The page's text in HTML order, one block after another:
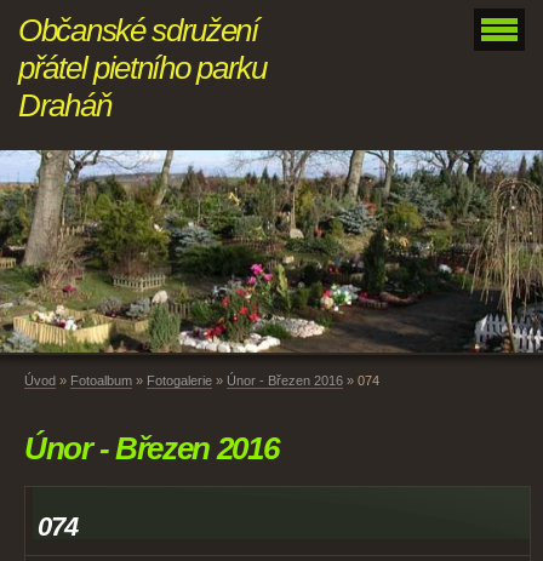
Občanské sdružení
přátel pietního parku
Draháň
Úvod » Fotoalbum » Fotogalerie » Únor - Březen 2016 » 074
Únor - Březen 2016
074